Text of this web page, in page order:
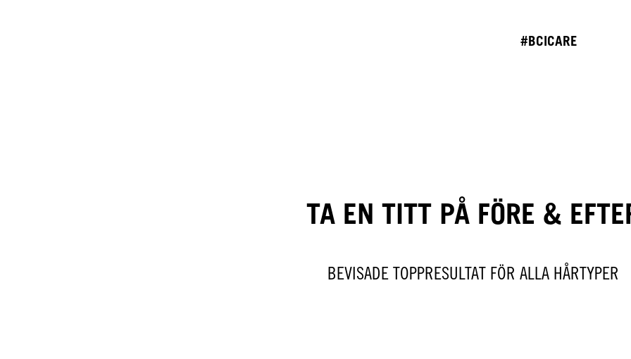
#BCICARE
TA EN TITT PÅ FÖRE &
BEVISADE TOPPRESULTAT FÖR ALLA HÅRTYPER